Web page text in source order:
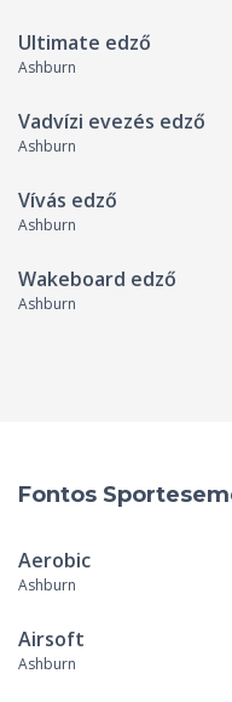
Ultimate edző
Ashburn
Vadvízi evezés edző
Ashburn
Vívás edző
Ashburn
Wakeboard edző
Ashburn
Fontos
Aerobic
Ashburn
Airsoft
Ashburn